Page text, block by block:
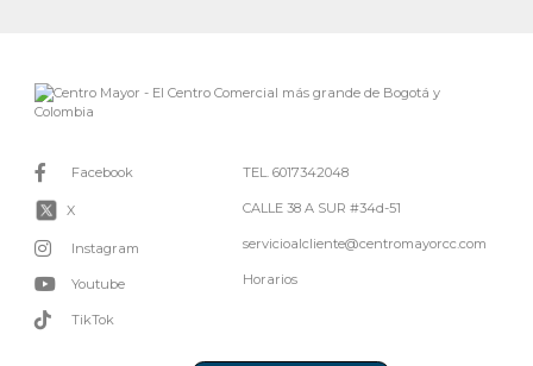
Facebook
X
Instagram
Youtube
TikTok
TEL. 6017342048
CALLE 38 A SUR #34d-51
servicioalcliente@centromayorcc.com
Horarios